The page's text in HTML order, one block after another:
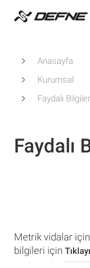
Anasayfa
Kurumsal
Faydalı Bilgiler
Faydalı
Metrik vidalar
bilgileri için